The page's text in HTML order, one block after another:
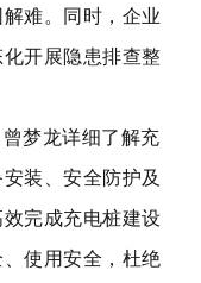
难。同时，企业
开展隐患排查整
梦龙详细了解充
装、安全防护及
完成充电桩建设
使用安全，杜绝